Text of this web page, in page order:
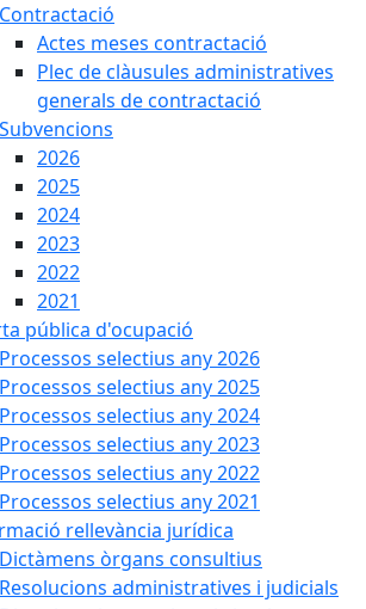
Contractació
Actes meses contractació
Plec de clàusules administratives
generals de contractació
Subvencions
2026
2025
2024
2023
2022
2021
pública d'ocupació
Processos selectius any 2026
Processos selectius any 2025
Processos selectius any 2024
Processos selectius any 2023
Processos selectius any 2022
Processos selectius any 2021
rellevància jurídica
Dictàmens òrgans consultius
Resolucions administratives i judicials